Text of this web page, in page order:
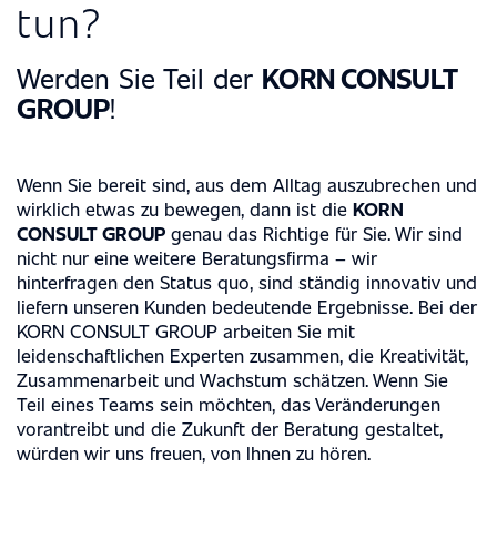
tun?
Werden Sie Teil der KORN CONSULT
GROUP!
Wenn Sie bereit sind, aus dem Alltag auszubrechen und
wirklich etwas zu bewegen, dann ist die KORN
CONSULT GROUP genau das Richtige für Sie. Wir sind
nicht nur eine weitere Beratungsfirma – wir
hinterfragen den Status quo, sind ständig innovativ und
liefern unseren Kunden bedeutende Ergebnisse. Bei der
KORN CONSULT GROUP arbeiten Sie mit
leidenschaftlichen Experten zusammen, die Kreativität,
Zusammenarbeit und Wachstum schätzen. Wenn Sie
Teil eines Teams sein möchten, das Veränderungen
vorantreibt und die Zukunft der Beratung gestaltet,
würden wir uns freuen, von Ihnen zu hören.